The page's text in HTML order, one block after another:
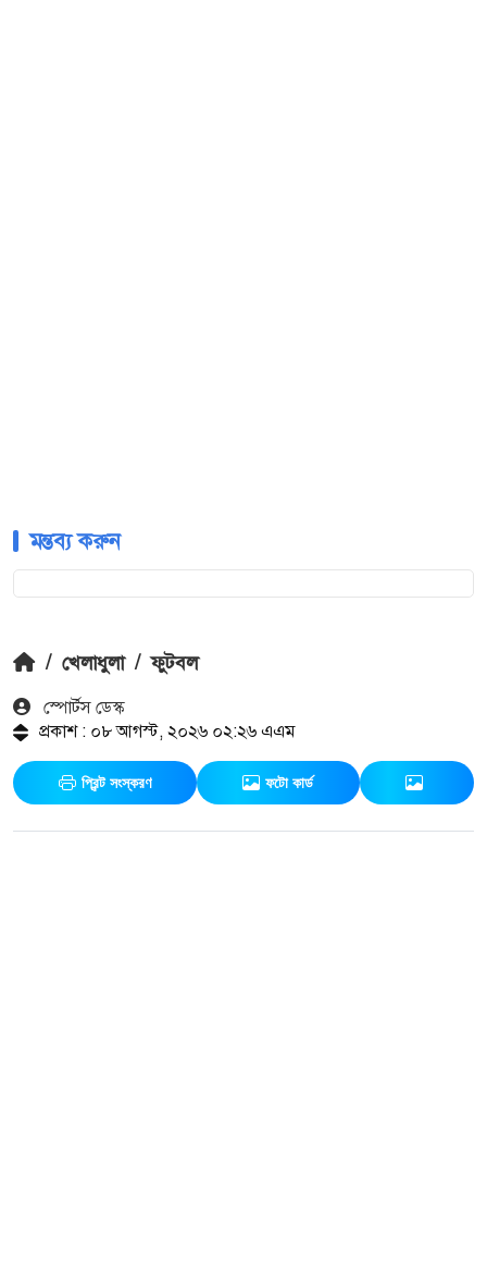
মন্তব্য করুন
/ খেলাধুলা / ফুটবল
স্পোর্টস ডেস্ক
প্রকাশ : ০৮ আগস্ট, ২০২৬ ০২:২৬ এএম
প্রিন্ট সংস্করণ ফটো কার্ড